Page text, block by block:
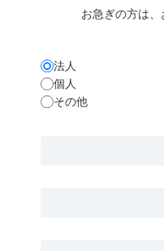
お急ぎの方は
法人
個人
その他